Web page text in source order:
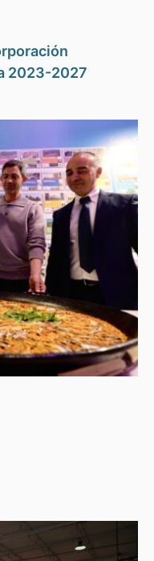
2023-2027